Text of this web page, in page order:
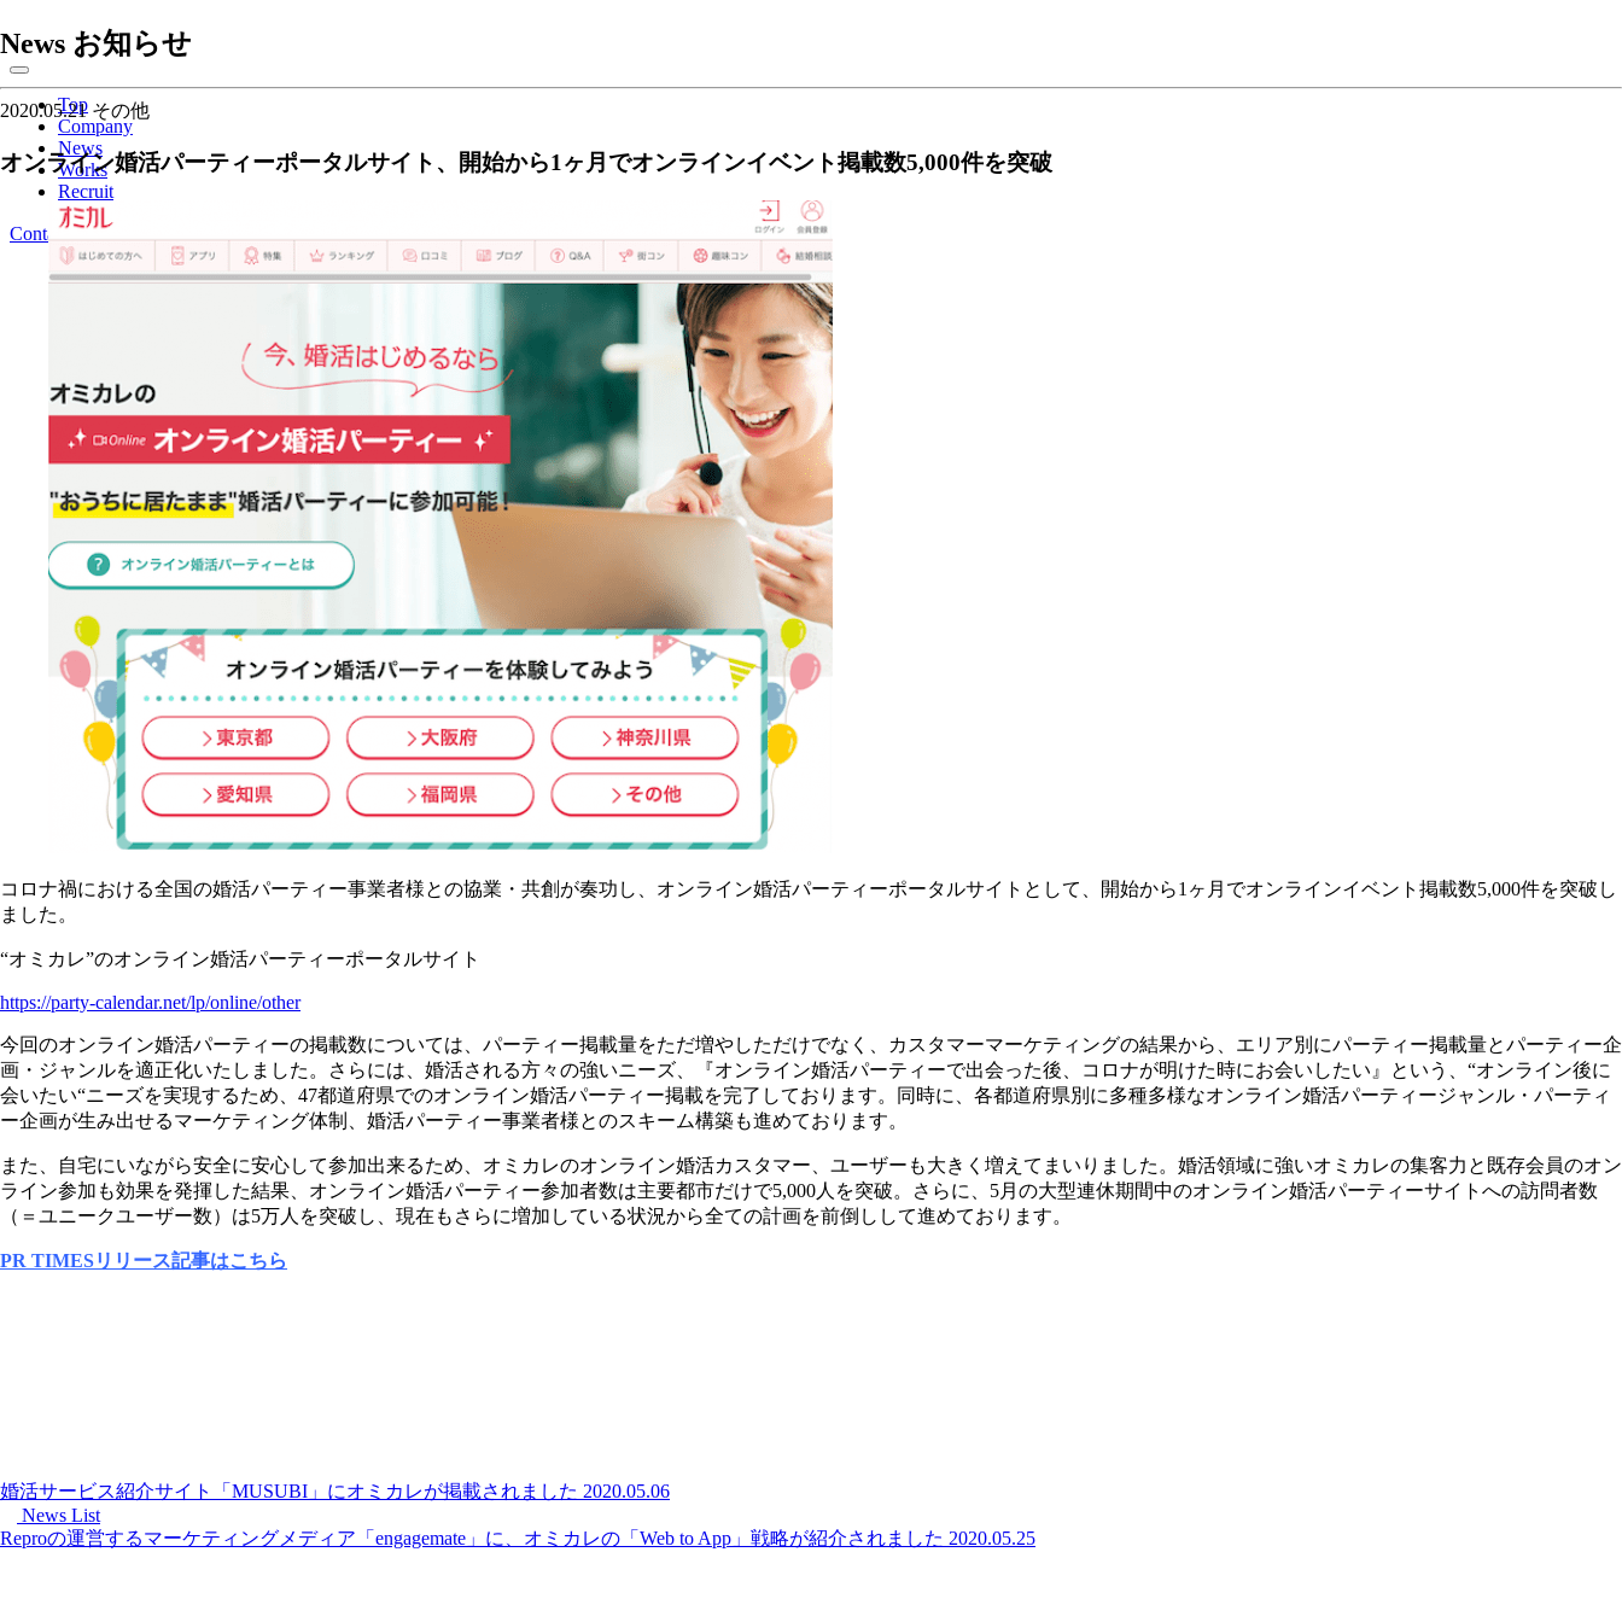
Top
Company
News
Works
Recruit
News お知らせ
2020.05.21 その他
オンライン婚活パーティーポータルサイト、開始から1ヶ月でオンラインイベント掲載数5,000件を突破
コロナ禍における全国の婚活パーティー事業者様との協業・共創が奏功し、オンライン婚活パーティーポータルサイトとして、開始から1ヶ月でオンラインイベント掲載数5,000件を突破し
ました。
“オミカレ”のオンライン婚活パーティーポータルサイト
https://party-calendar.net/lp/online/other
今回のオンライン婚活パーティーの掲載数については、パーティー掲載量をただ増やしただけでなく、カスタマーマーケティングの結果から、エリア別にパーティー掲載量とパーティー企
画・ジャンルを適正化いたしました。さらには、婚活される方々の強いニーズ、『オンライン婚活パーティーで出会った後、コロナが明けた時にお会いしたい』という、“オンライン後に
会いたい“ニーズを実現するため、47都道府県でのオンライン婚活パーティー掲載を完了しております。同時に、各都道府県別に多種多様なオンライン婚活パーティージャンル・パーティ
ー企画が生み出せるマーケティング体制、婚活パーティー事業者様とのスキーム構築も進めております。
また、自宅にいながら安全に安心して参加出来るため、オミカレのオンライン婚活カスタマー、ユーザーも大きく増えてまいりました。婚活領域に強いオミカレの集客力と既存会員のオン
ライン参加も効果を発揮した結果、オンライン婚活パーティー参加者数は主要都市だけで5,000人を突破。さらに、5月の大型連休期間中のオンライン婚活パーティーサイトへの訪問者数
（＝ユニークユーザー数）は5万人を突破し、現在もさらに増加している状況から全ての計画を前倒しして進めております。
PR TIMESリリース記事はこちら
婚活サービス紹介サイト「MUSUBI」にオミカレが掲載されました 2020.05.06
News List
Reproの運営するマーケティングメディア「engagemate」に、オミカレの「Web to App」戦略が紹介されました 2020.05.25
Contact